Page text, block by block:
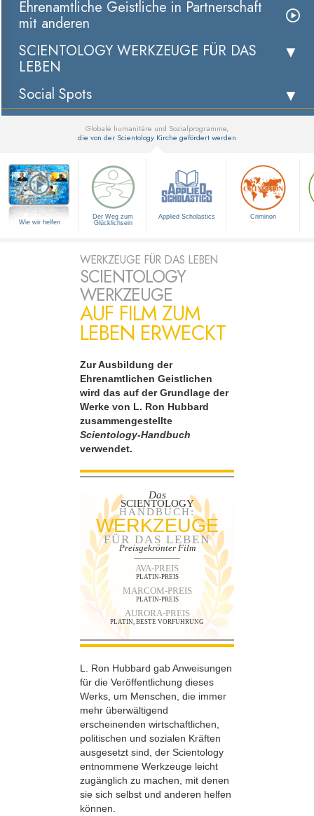
Ehrenamtliche Geistliche in Partnerschaft
mit anderen
SCIENTOLOGY WERKZEUGE FÜR DAS
LEBEN
Social Spots
Globale humanitäre und Sozialprogramme,
die von der Scientology Kirche gefördert werden
Wie wir helfen
Der Weg zum
Glücklichsein
Applied Scholastics Criminon
WERKZEUGE FÜR DAS LEBEN
SCIENTOLOGY
WERKZEUGE
AUF FILM ZUM
LEBEN ERWECKT
Zur Ausbildung der
Ehrenamtlichen Geistlichen
wird das auf der Grundlage der
Werke von L. Ron Hubbard
zusammengestellte
Scientology-Handbuch
verwendet.
Das
SCIENTOLOGY
HANDBUCH:
WERKZEUGE
FÜR DAS LEBEN
Preisgekrönter Film
AVA-PREIS
PLATIN-PREIS
MARCOM-PREIS
PLATIN-PREIS
AURORA-PREIS
PLATIN, BESTE VORFÜHRUNG
L. Ron Hubbard gab Anweisungen
für die Veröffentlichung dieses
Werks, um Menschen, die immer
mehr überwältigend
erscheinenden wirtschaftlichen,
politischen und sozialen Kräften
ausgesetzt sind, der Scientology
entnommene Werkzeuge leicht
zugänglich zu machen, mit denen
sie sich selbst und anderen helfen
können.